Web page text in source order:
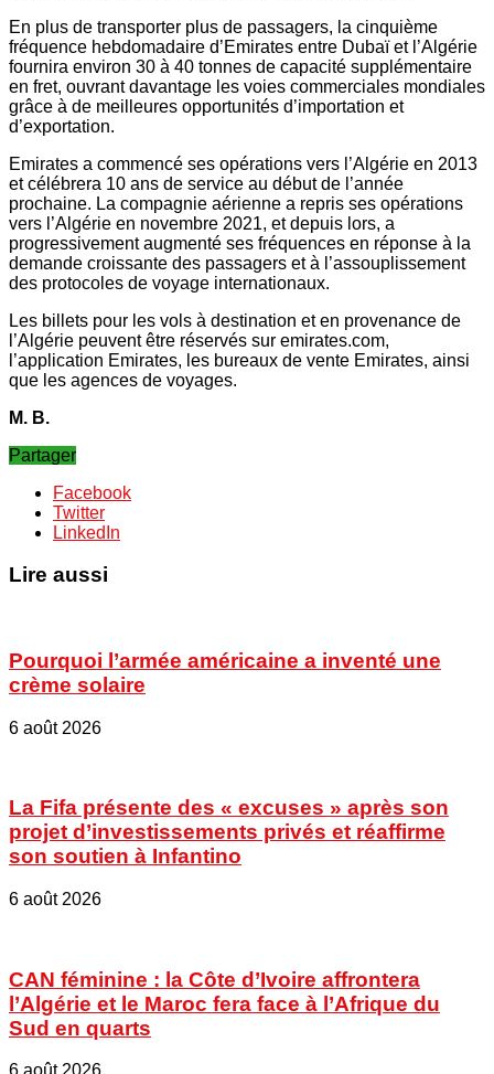
En plus de transporter plus de passagers, la cinquième
fréquence hebdomadaire d’Emirates entre Dubaï et l’Algérie
fournira environ 30 à 40 tonnes de capacité supplémentaire
en fret, ouvrant davantage les voies commerciales mondiales
grâce à de meilleures opportunités d’importation et
d’exportation.
Emirates a commencé ses opérations vers l’Algérie en 2013
et célébrera 10 ans de service au début de l’année
prochaine. La compagnie aérienne a repris ses opérations
vers l’Algérie en novembre 2021, et depuis lors, a
progressivement augmenté ses fréquences en réponse à la
demande croissante des passagers et à l’assouplissement
des protocoles de voyage internationaux.
Les billets pour les vols à destination et en provenance de
l’Algérie peuvent être réservés sur emirates.com,
l’application Emirates, les bureaux de vente Emirates, ainsi
que les agences de voyages.
M. B.
Partager
Facebook
Twitter
LinkedIn
Lire aussi
Pourquoi l’armée américaine a inventé une
crème solaire
6 août 2026
La Fifa présente des « excuses » après son
projet d’investissements privés et réaffirme
son soutien à Infantino
6 août 2026
CAN féminine : la Côte d’Ivoire affrontera
l’Algérie et le Maroc fera face à l’Afrique du
Sud en quarts